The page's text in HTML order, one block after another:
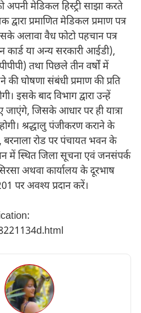
मेडिकल हिस्ट्री साझा करते
प्रमाणित मेडिकल प्रमाण पत्र
अलावा वैध फोटो पहचान पत्र
या अन्य सरकारी आईडी),
तथा पिछले तीन वर्षों में
घोषणा संबंधी प्रमाण की प्रति
इसके बाद विभाग द्वारा उन्हें
जाएंगे, जिसके आधार पर ही यात्रा
श्रद्धालु पंजीकरण कराने के
रोड पर पंचायत भवन के
में स्थित जिला सूचना एवं जनसंपर्क
अथवा कार्यालय के दूरभाष
पर अवश्य प्रदान करें।